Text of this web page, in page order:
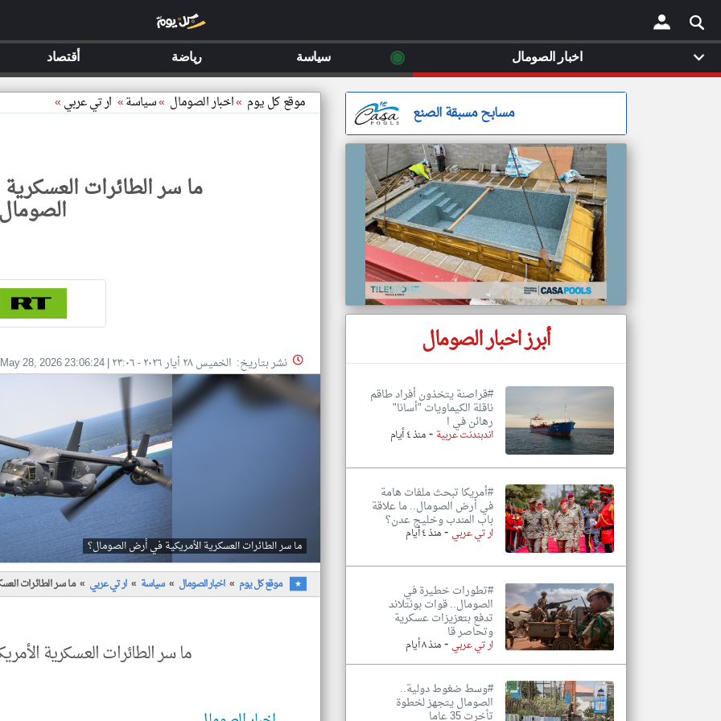
× موقع كل يوم »اخبار الصومال »سياسة» ار تي عربي»
ما سر الطائرات
نشر بتاريخ: الخميس ٢٨ أيار ٢٠٢٦ - ٢٣:٠٦ |
May 28, 2026 23:06:24
ما سر الطائرات العسكرية الأمريكية في أرض الصومال؟
موقع كل يوم اخبار الصومال سياسة ار تي عربي ما سر الطائرات
ما سر الطائرات العسكرية
مسابح مسبقة الصنع
أبرز اخبار الصومال
#قراصنة يتخذون أفراد طاقم
ناقلة الكيماويات "أسانا"
رهائن في ا
اندبندنت عربية -منذ ٤ أيام
#أمريكا تبحث ملفات هامة
في أرض الصومال.. ما علاقة
باب المندب وخليج عدن؟
ار تي عربي-منذ ٤ أيام
#تطورات خطيرة في
الصومال.. قوات بونتلاند
تدفع بتعزيزات عسكرية
وتحاصر قا
ار تي عربي -منذ ٨ أيام
#وسط ضغوط دولية..
الصومال يتجهز لخطوة
تأخرت 35 عاما
اخبار الصومال ◉ سياسة رياضة أقتصاد